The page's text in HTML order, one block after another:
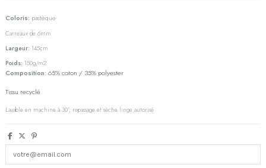
Coloris: pastèque
Carreaux de 6mm
Largeur: 145cm
Poids: 150g/m2
Composition: 65% coton / 35% polyester
Tissu recyclé
Lavable en machine à 30°, repassage et sèche linge autorisé